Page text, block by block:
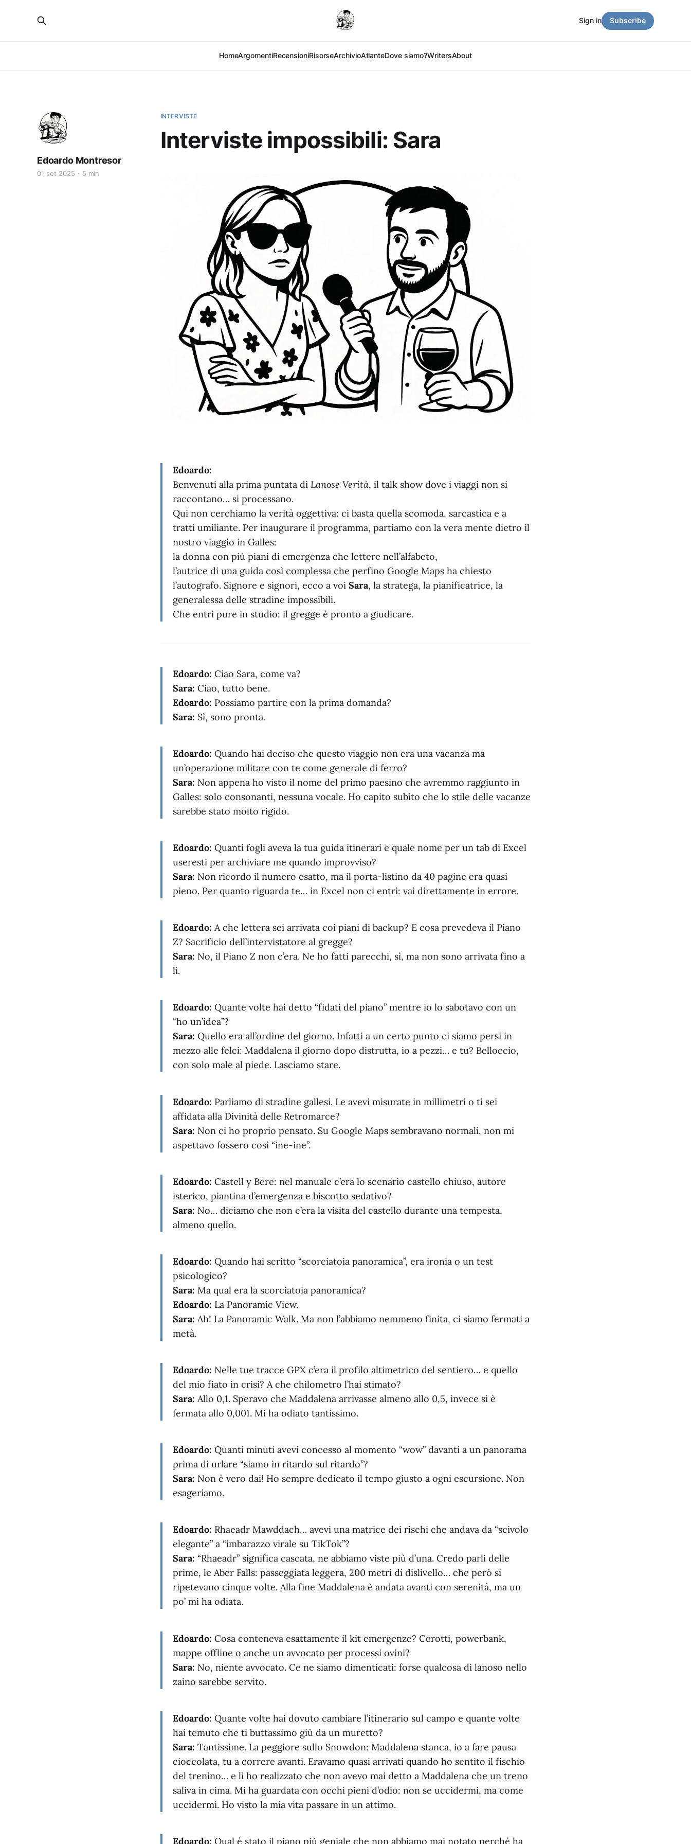
HomeArgomentiRecensioniRisorseArchivioAtlanteDove siamo?WritersAbout
Sign in Subscribe
INTERVISTE
Interviste impossibili: Sara
Edoardo Montresor
01 set 2025 5 min
Edoardo:
Benvenuti alla prima puntata di Lanose Verità, il talk show dove i viaggi non si
raccontano… si processano.
Qui non cerchiamo la verità oggettiva: ci basta quella scomoda, sarcastica e a
tratti umiliante. Per inaugurare il programma, partiamo con la vera mente dietro il
nostro viaggio in Galles:
la donna con più piani di emergenza che lettere nell’alfabeto,
l’autrice di una guida così complessa che perfino Google Maps ha chiesto
l’autografo. Signore e signori, ecco a voi Sara, la stratega, la pianificatrice, la
generalessa delle stradine impossibili.
Che entri pure in studio: il gregge è pronto a giudicare.
Edoardo: Ciao Sara, come va?
Sara: Ciao, tutto bene.
Edoardo: Possiamo partire con la prima domanda?
Sara: Sì, sono pronta.
Edoardo: Quando hai deciso che questo viaggio non era una vacanza ma
un’operazione militare con te come generale di ferro?
Sara: Non appena ho visto il nome del primo paesino che avremmo raggiunto in
Galles: solo consonanti, nessuna vocale. Ho capito subito che lo stile delle vacanze
sarebbe stato molto rigido.
Edoardo: Quanti fogli aveva la tua guida itinerari e quale nome per un tab di Excel
useresti per archiviare me quando improvviso?
Sara: Non ricordo il numero esatto, ma il porta-listino da 40 pagine era quasi
pieno. Per quanto riguarda te… in Excel non ci entri: vai direttamente in errore.
Edoardo: A che lettera sei arrivata coi piani di backup? E cosa prevedeva il Piano
Z? Sacrificio dell’intervistatore al gregge?
Sara: No, il Piano Z non c’era. Ne ho fatti parecchi, sì, ma non sono arrivata fino a
lì.
Edoardo: Quante volte hai detto “fidati del piano” mentre io lo sabotavo con un
“ho un’idea”?
Sara: Quello era all’ordine del giorno. Infatti a un certo punto ci siamo persi in
mezzo alle felci: Maddalena il giorno dopo distrutta, io a pezzi… e tu? Belloccio,
con solo male al piede. Lasciamo stare.
Edoardo: Parliamo di stradine gallesi. Le avevi misurate in millimetri o ti sei
affidata alla Divinità delle Retromarce?
Sara: Non ci ho proprio pensato. Su Google Maps sembravano normali, non mi
aspettavo fossero così “ine-ine”.
Edoardo: Castell y Bere: nel manuale c’era lo scenario castello chiuso, autore
isterico, piantina d’emergenza e biscotto sedativo?
Sara: No… diciamo che non c’era la visita del castello durante una tempesta,
almeno quello.
Edoardo: Quando hai scritto “scorciatoia panoramica”, era ironia o un test
psicologico?
Sara: Ma qual era la scorciatoia panoramica?
Edoardo: La Panoramic View.
Sara: Ah! La Panoramic Walk. Ma non l’abbiamo nemmeno finita, ci siamo fermati a
metà.
Edoardo: Nelle tue tracce GPX c’era il profilo altimetrico del sentiero… e quello
del mio fiato in crisi? A che chilometro l’hai stimato?
Sara: Allo 0,1. Speravo che Maddalena arrivasse almeno allo 0,5, invece si è
fermata allo 0,001. Mi ha odiato tantissimo.
Edoardo: Quanti minuti avevi concesso al momento “wow” davanti a un panorama
prima di urlare “siamo in ritardo sul ritardo”?
Sara: Non è vero dai! Ho sempre dedicato il tempo giusto a ogni escursione. Non
esageriamo.
Edoardo: Rhaeadr Mawddach… avevi una matrice dei rischi che andava da “scivolo
elegante” a “imbarazzo virale su TikTok”?
Sara: “Rhaeadr” significa cascata, ne abbiamo viste più d’una. Credo parli delle
prime, le Aber Falls: passeggiata leggera, 200 metri di dislivello… che però si
ripetevano cinque volte. Alla fine Maddalena è andata avanti con serenità, ma un
po’ mi ha odiata.
Edoardo: Cosa conteneva esattamente il kit emergenze? Cerotti, powerbank,
mappe offline o anche un avvocato per processi ovini?
Sara: No, niente avvocato. Ce ne siamo dimenticati: forse qualcosa di lanoso nello
zaino sarebbe servito.
Edoardo: Quante volte hai dovuto cambiare l’itinerario sul campo e quante volte
hai temuto che ti buttassimo giù da un muretto?
Sara: Tantissime. La peggiore sullo Snowdon: Maddalena stanca, io a fare pausa
cioccolata, tu a correre avanti. Eravamo quasi arrivati quando ho sentito il fischio
del trenino… e lì ho realizzato che non avevo mai detto a Maddalena che un treno
saliva in cima. Mi ha guardata con occhi pieni d’odio: non se uccidermi, ma come
uccidermi. Ho visto la mia vita passare in un attimo.
Edoardo: Qual è stato il piano più geniale che non abbiamo mai notato perché ha